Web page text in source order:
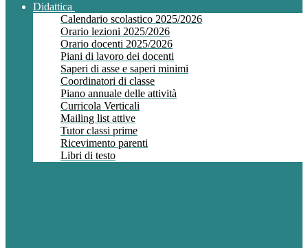
Didattica
Calendario scolastico 2025/2026
Orario lezioni 2025/2026
Orario docenti 2025/2026
Piani di lavoro dei docenti
Saperi di asse e saperi minimi
Coordinatori di classe
Piano annuale delle attività
Curricola Verticali
Mailing list attive
Tutor classi prime
Ricevimento parenti
Libri di testo